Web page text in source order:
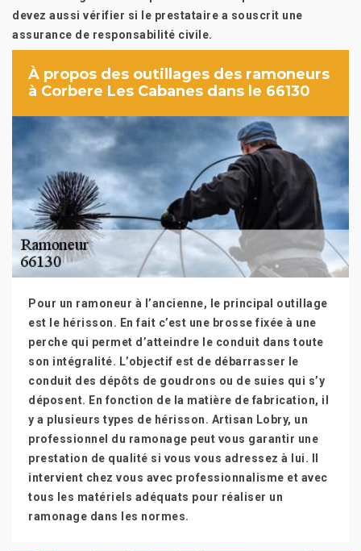
devez aussi vérifier si le prestataire a souscrit une
assurance de responsabilité civile.
À propos des outillages des ramoneurs
à Corbere Les Cabanes dans le 66130
Pour un ramoneur à l’ancienne, le principal outillage
est le hérisson. En fait c’est une brosse fixée à une
perche qui permet d’atteindre le conduit dans toute
son intégralité. L’objectif est de débarrasser le
conduit des dépôts de goudrons ou de suies qui s’y
déposent. En fonction de la matière de fabrication, il
y a plusieurs types de hérisson. Artisan Lobry, un
professionnel du ramonage peut vous garantir une
prestation de qualité si vous vous adressez à lui. Il
intervient chez vous avec professionnalisme et avec
tous les matériels adéquats pour réaliser un
ramonage dans les normes.